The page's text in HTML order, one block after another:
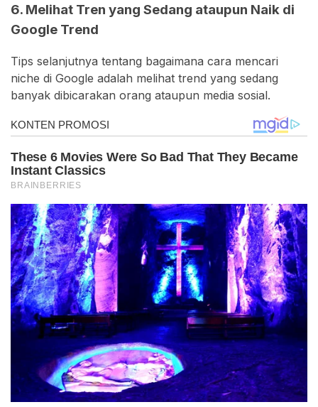
6. Melihat Tren yang Sedang ataupun Naik di
Google Trend
Tips selanjutnya tentang bagaimana cara mencari
niche di Google adalah melihat trend yang sedang
banyak dibicarakan orang ataupun media sosial.